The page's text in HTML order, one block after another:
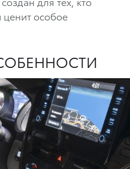
ценит особое